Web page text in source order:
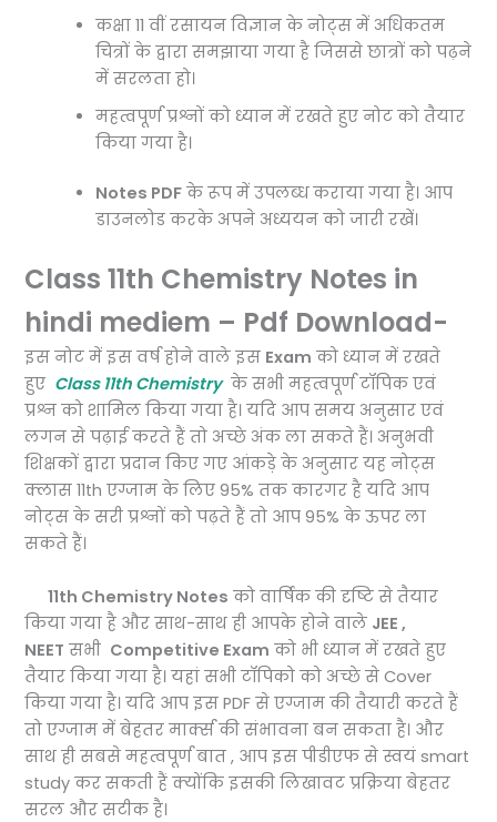
कक्षा 11 वीं रसायन विज्ञान के नोट्स में अधिकतम
चित्रों के द्वारा समझाया गया है जिससे छात्रों को पढ़ने
में सरलता हो।
महत्वपूर्ण प्रश्नों को ध्यान में रखते हुए नोट को तैयार
किया गया है।
Notes PDF के रूप में उपलब्ध कराया गया है। आप
डाउनलोड करके अपने अध्ययन को जारी रखें।
Class 11th Chemistry Notes in
hindi mediem – Pdf Download-
इस नोट में इस वर्ष होने वाले इस Exam को ध्यान में रखते
हुए Class 11th Chemistryके सभी महत्वपूर्ण टॉपिक एवं
प्रश्न को शामिल किया गया है। यदि आप समय अनुसार एवं
लगन से पढ़ाई करते हैं तो अच्छे अंक ला सकते हैं। अनुभवी
शिक्षकों द्वारा प्रदान किए गए आंकड़े के अनुसार यह नोट्स
क्लास 11th एग्जाम के लिए 95% तक कारगर है यदि आप
नोट्स के सरी प्रश्नों को पढ़ते हैं तो आप 95% के ऊपर ला
सकते हैं।
11th Chemistry Notes को वार्षिक की दृष्टि से तैयार
किया गया है और साथ-साथ ही आपके होने वाले JEE ,
NEET सभी Competitive Exam को भी ध्यान में रखते हुए
तैयार किया गया है। यहां सभी टॉपिको को अच्छे से Cover
किया गया है। यदि आप इस PDF से एग्जाम की तैयारी करते हैं
तो एग्जाम में बेहतर मार्क्स की संभावना बन सकता है। और
साथ ही सबसे महत्वपूर्ण बात , आप इस पीडीएफ से स्वयं smart
study कर सकती हैं क्योंकि इसकी लिखावट प्रक्रिया बेहतर
सरल और सटीक है।